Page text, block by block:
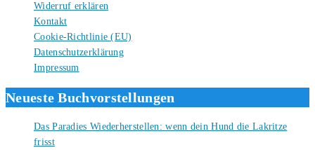
Widerruf erklären
Kontakt
Cookie-Richtlinie (EU)
Datenschutzerklärung
Impressum
Neueste Buchvorstellungen
Das Paradies Wiederherstellen: wenn dein Hund die Lakritze
frisst